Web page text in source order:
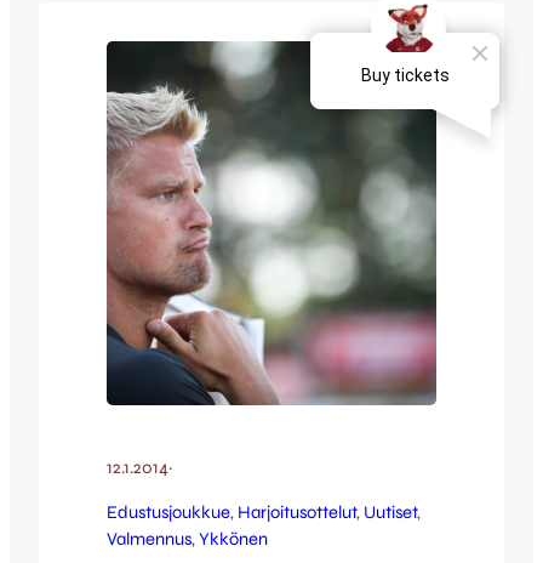
mukanaan 14 toinen toistaan kiihkeämpää
kotikamppailua ja 13 erittäin kiinnostavaa
vierasmatkaa. Kausi saa päätöksensä
lauantaina 4.10., jolloin Ykkösen
kärkipallilta löytyvä seura nousee suoraan
Veikkausliigaan ja…
12.1.2014·
Edustusjoukkue, Harjoitusottelut, Uutiset
Valmennus, Ykkönen